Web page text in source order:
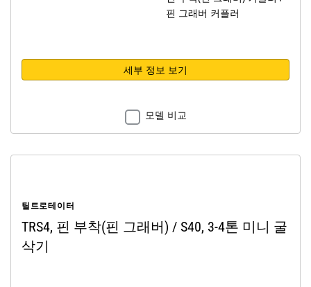
핀 그래버 커플러
세부 정보 보기
모델 비교
틸트로테이터
TRS4, 핀 부착(핀 그래버) / S40, 3-4톤 미니 굴
삭기